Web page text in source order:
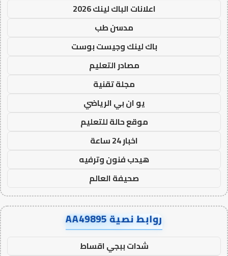
اعلانات الباك لينك 2026
مدسن طب
باك لينك وجيست بوست
مصادر التعليم
مجلة تقنية
يو ان بي الرياضي
موقع حالة للتعليم
اخبار 24 ساعة
هيدب فنون وترفيه
صحيفة العالم
روابط نصية AA49895
شدات ببجي اقساط